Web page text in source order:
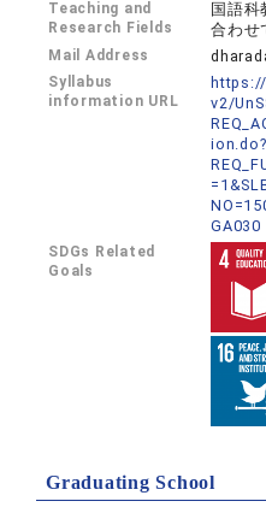
Teaching and
Research Fields
国語科
合わせ
Mail Address
Syllabus
information URL
v2/
ion.do?
GA030
SDGs Related
Goals
Graduating School